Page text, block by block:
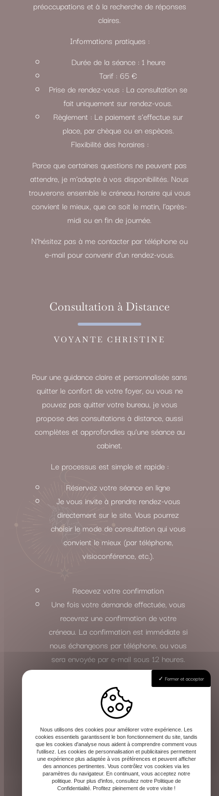
préoccupations et à la recherche de réponses
claires.
Informations pratiques :
Durée de la séance : 1 heure
Tarif : 65 €
Prise de rendez-vous : La consultation se
fait uniquement sur rendez-vous.
Règlement : Le paiement s’effectue sur
place, par chèque ou en espèces.
Flexibilité des horaires :
Parce que certaines questions ne peuvent pas
attendre, je m’adapte à vos disponibilités. Nous
trouverons ensemble le créneau horaire qui vous
convient le mieux, que ce soit le matin, l’après-
midi ou en fin de journée.
N’hésitez pas à me contacter par téléphone ou
e-mail pour convenir d’un rendez-vous.
Consultation à Distance
VOYANTE CHRISTINE
Pour une guidance claire et personnalisée sans
quitter le confort de votre foyer, ou vous ne
pouvez pas quitter votre bureau, je vous
propose des consultations à distance, aussi
complètes et approfondies qu’une séance au
cabinet.
Le processus est simple et rapide :
Réservez votre séance en ligne
Je vous invite à prendre rendez-vous
directement sur le site. Vous pourrez
choisir le mode de consultation qui vous
convient le mieux (par téléphone,
visioconférence, etc.).
Recevez votre confirmation
Une fois votre demande effectuée, vous
recevrez une confirmation de votre
créneau. La confirmation est immédiate si
nous échangeons par téléphone, ou vous
sera envoyée par e-mail sous 12 heures.
Effectuez votre règlement
Le paiement de la consultation s’effectue
en toute sécurité à l’avance, une fois le
rendez-vous validé. Les instructions de
paiement vous seront communiquées avec
la confirmation.
Cette méthode vous garantit la même qualité
d’écoute et de guidance, où que vous soyez.
Fermer et accepter
Nous utilisons des cookies pour améliorer votre expérience. Les
cookies essentiels garantissent le bon fonctionnement du site, tandis
que les cookies d'analyse nous aident à comprendre comment vous
l'utilisez. Les cookies de personnalisation et publicitaires permettent
une expérience plus adaptée à vos préférences et peuvent afficher
des annonces pertinentes. Vous contrôlez vos cookies via les
paramètres du navigateur. En continuant, vous acceptez notre
politique. Pour plus d'infos, consultez notre Politique de
Confidentialité. Profitez pleinement de votre visite !